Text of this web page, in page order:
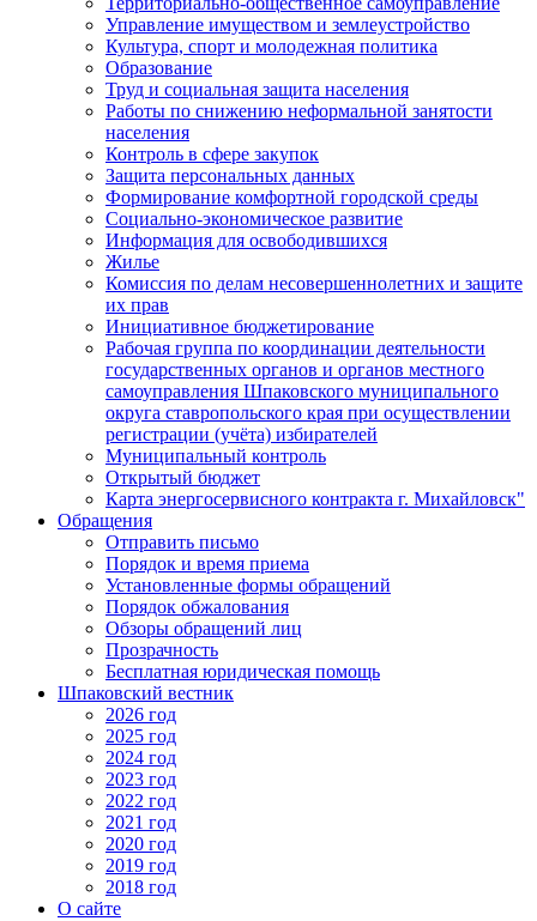
Управление имуществом и землеустройство
Культура, спорт и молодежная политика
Образование
Труд и социальная защита населения
Работы по снижению неформальной занятости
населения
Контроль в сфере закупок
Защита персональных данных
Формирование комфортной городской среды
Социально-экономическое развитие
Информация для освободившихся
Жилье
Комиссия по делам несовершеннолетних и защите
их прав
Инициативное бюджетирование
Рабочая группа по координации деятельности
государственных органов и органов местного
самоуправления Шпаковского муниципального
округа ставропольского края при осуществлении
регистрации (учёта) избирателей
Муниципальный контроль
Открытый бюджет
Карта энергосервисного контракта г. Михайловск"
Обращения
Отправить письмо
Порядок и время приема
Установленные формы обращений
Порядок обжалования
Обзоры обращений лиц
Прозрачность
Бесплатная юридическая помощь
Шпаковский вестник
2026 год
2025 год
2024 год
2023 год
2022 год
2021 год
2020 год
2019 год
2018 год
О сайте